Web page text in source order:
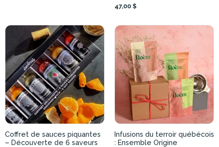
47,00 $
Coffret de sauces piquantes
– Découverte de 6 saveurs
Infusions du terroir québécois
: Ensemble Origine